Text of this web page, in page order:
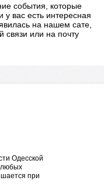
события, которые
вас есть интересная
на нашем сате,
или на почту
Одесской
любых
при